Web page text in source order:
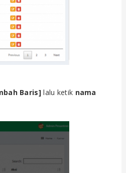
Baris]lalu ketik nama